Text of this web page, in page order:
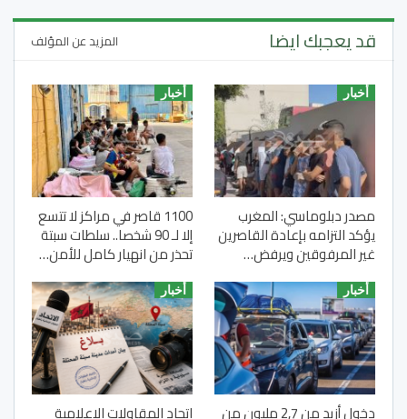
قد يعجبك ايضا المزيد عن المؤلف
أخبار
مصدر دبلوماسي: المغرب
يؤكد التزامه بإعادة القاصرين
غير المرفوقين ويرفض…
أخبار
1100 قاصر في مراكز لا تتسع
إلا لـ 90 شخصا.. سلطات سبتة
تحذر من انهيار كامل للأمن…
أخبار
دخول أزيد من 2,7 مليون من
أخبار
اتحاد المقاولات الإعلامية